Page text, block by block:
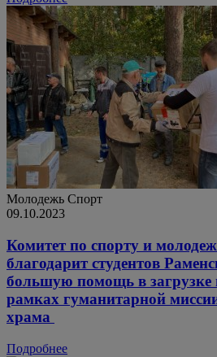
Молодежь Спорт
09.10.2023
Комитет по спорту и
благодарит студентов
большую помощь в загрузке
рамках гуманитарной
храма
Подробнее